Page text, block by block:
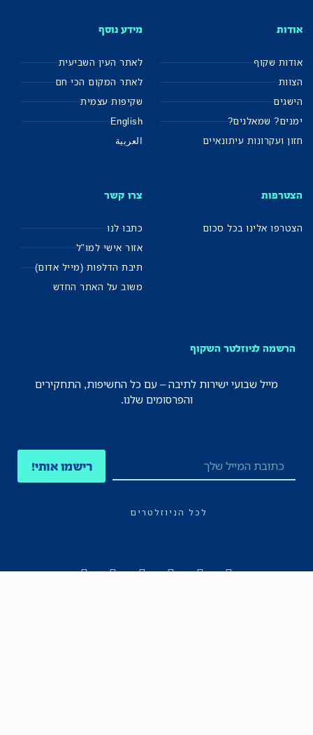
אודות
אודות שקוף
הצוות
הישגים
ימנים? שמאלנים?
חזון ועקרונות עיתונאיים
מידע נוסף
לאתר העין השביעית
לאתר המקום הכי חם
שקיפות עצמית
English
العربية
הצטרפות
הצטרפו אלינו בכל סכום
צרו קשר
כתבו לנו
אזור אישי למו"ל
תיבת הדלפות (מייל אדום)
משוב על האתר החדש
הרשמה לניוזלטר השקוף
מייל שבועי ישירות לתיבה – עם כל החשיפות, התחקירים
והפרסומים שלנו.
רישמו אותי!
לכל הניוזלטרים